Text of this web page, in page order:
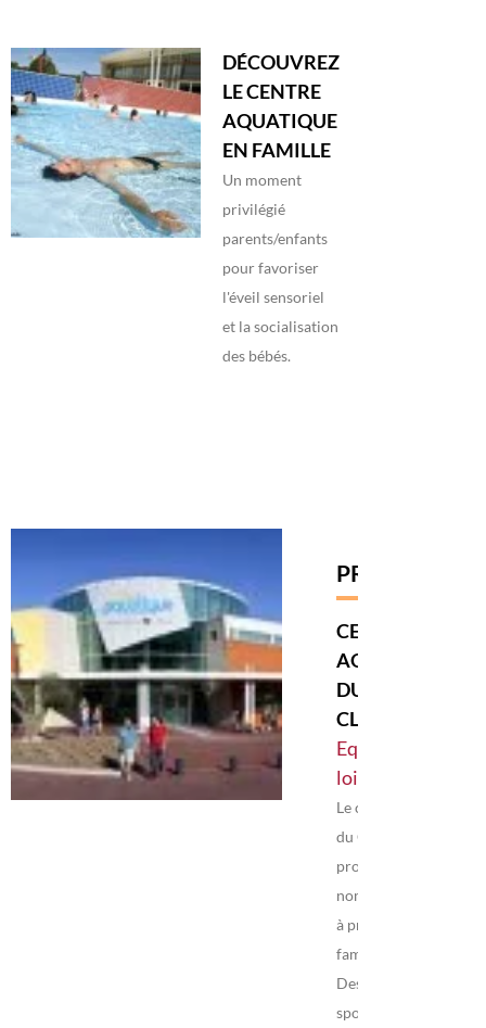
DÉCOUVREZ
LE CENTRE
AQUATIQUE
EN FAMILLE
Un moment
privilégié
parents/enfants
pour favoriser
l'éveil sensoriel
et la socialisation
des bébés.
PRESTATAIRE
CENTRE
AQUATIQUE
DU
CLERMONTAIS
Equipements de
loisirs
Le centre aquatique
du Clermontais vous
propose de
nombreuses activités
à pratiquer seul, en
famille ou entre amis.
Des activités aqua-
sportives : aquagym,